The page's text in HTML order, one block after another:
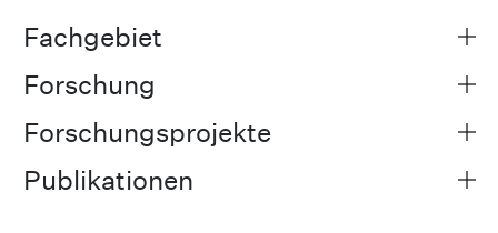
Fachgebiet
Forschung
Forschungsprojekte
Publikationen